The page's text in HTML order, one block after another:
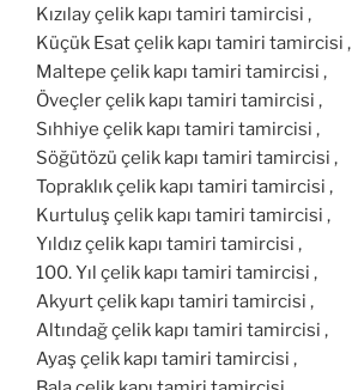
Kızılay çelik kapı tamiri tamircisi ,
Küçük Esat çelik kapı tamiri tamircisi ,
Maltepe çelik kapı tamiri tamircisi ,
Öveçler çelik kapı tamiri tamircisi ,
Sıhhiye çelik kapı tamiri tamircisi ,
Söğütözü çelik kapı tamiri tamircisi ,
Topraklık çelik kapı tamiri tamircisi ,
Kurtuluş çelik kapı tamiri tamircisi ,
Yıldız çelik kapı tamiri tamircisi ,
100. Yıl çelik kapı tamiri tamircisi ,
Akyurt çelik kapı tamiri tamircisi ,
Altındağ çelik kapı tamiri tamircisi ,
Ayaş çelik kapı tamiri tamircisi ,